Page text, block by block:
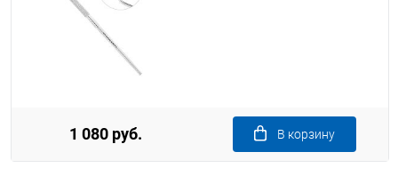
1 080 руб. В корзину